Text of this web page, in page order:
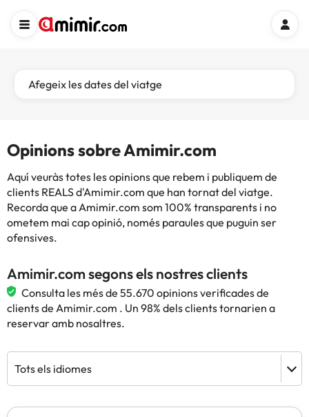
Afegeix les dates del viatge
Opinions sobre Amimir.com
Aquí veuràs totes les opinions que rebem i publiquem de
clients REALS d'Amimir.com que han tornat del viatge.
Recorda que a Amimir.com som 100% transparents i no
ometem mai cap opinió, només paraules que puguin ser
ofensives.
Amimir.com segons els nostres clients
Consulta les més de 55.670 opinions verificades de
clients de Amimir.com . Un 98% dels clients tornarien a
reservar amb nosaltres.